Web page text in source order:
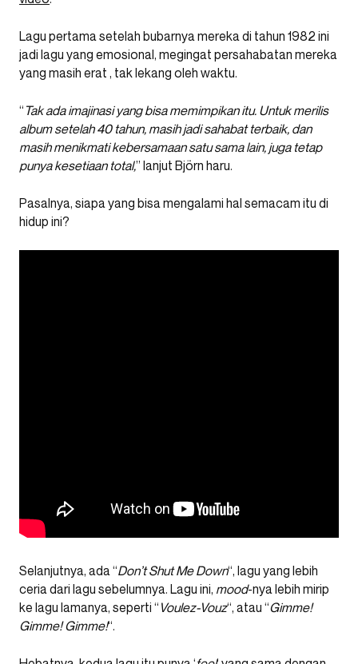
Lagu pertama setelah bubarnya mereka di tahun 1982 ini
jadi lagu yang emosional, megingat persahabatan mereka
yang masih erat , tak lekang oleh waktu.
“ Tak ada imajinasi yang bisa memimpikan itu. Untuk merilis
album setelah 40 tahun, masih jadi sahabat terbaik, dan
masih menikmati kebersamaan satu sama lain, juga tetap
punya kesetiaan total,” lanjut Björn haru.
Pasalnya, siapa yang bisa mengalami hal semacam itu di
hidup ini?
Selanjutnya, ada “Don’t Shut Me Down“, lagu yang lebih
ceria dari lagu sebelumnya. Lagu ini, mood-nya lebih mirip
ke lagu lamanya, seperti “ Voulez-Vouz“, atau “Gimme!
Gimme! Gimme!“.